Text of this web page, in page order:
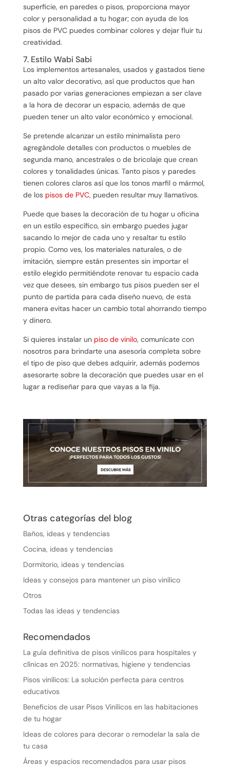
superficie, en paredes o pisos, proporciona mayor
color y personalidad a tu hogar; con ayuda de los
pisos de PVC puedes combinar colores y dejar fluir tu
creatividad.
7. Estilo Wabi Sabi
Los implementos artesanales, usados y gastados tiene
un alto valor decorativo, así que productos que han
pasado por varias generaciones empiezan a ser clave
a la hora de decorar un espacio, además de que
pueden tener un alto valor económico y emocional.
Se pretende alcanzar un estilo minimalista pero
agregándole detalles con productos o muebles de
segunda mano, ancestrales o de bricolaje que crean
colores y tonalidades únicas. Tanto pisos y paredes
tienen colores claros así que los tonos marfil o mármol,
de los pisos de PVC, pueden resultar muy llamativos.
Puede que bases la decoración de tu hogar u oficina
en un estilo específico, sin embargo puedes jugar
sacando lo mejor de cada uno y resaltar tu estilo
propio. Como ves, los materiales naturales, o de
imitación, siempre están presentes sin importar el
estilo elegido permitiéndote renovar tu espacio cada
vez que desees, sin embargo tus pisos pueden ser el
punto de partida para cada diseño nuevo, de esta
manera evitas hacer un cambio total ahorrando tiempo
y dinero.
Si quieres instalar un piso de vinilo, comunícate con
nosotros para brindarte una asesoría completa sobre
el tipo de piso que debes adquirir, además podemos
asesorarte sobre la decoración que puedes usar en el
lugar a rediseñar para que vayas a la fija.
Otras categorías del blog
Baños, ideas y tendencias
Cocina, ideas y tendencias
Dormitorio, ideas y tendencias
Ideas y consejos para mantener un piso vinílico
Otros
Todas las ideas y tendencias
Recomendados
La guía definitiva de pisos vinílicos para hospitales y
clínicas en 2025: normativas, higiene y tendencias
Pisos vinílicos: La solución perfecta para centros
educativos
Beneficios de usar Pisos Vinílicos en las habitaciones
de tu hogar
Ideas de colores para decorar o remodelar la sala de
tu casa
Áreas y espacios recomendados para usar pisos